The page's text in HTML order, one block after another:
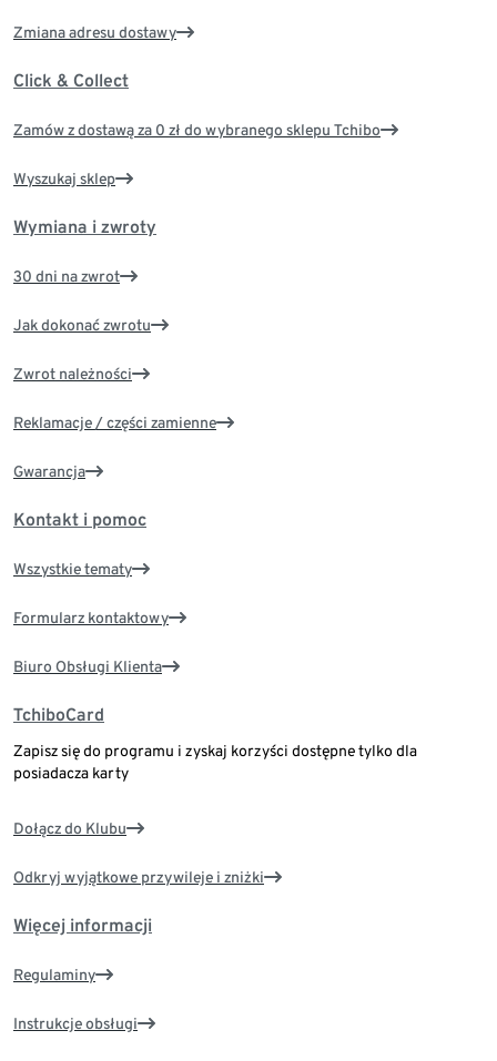
Zmiana adresu dostawy
Click & Collect
Zamów z dostawą za 0 zł do wybranego sklepu Tchibo
Wyszukaj sklep
Wymiana i zwroty
30 dni na zwrot
Jak dokonać zwrotu
Zwrot należności
Reklamacje / części zamienne
Gwarancja
Kontakt i pomoc
Wszystkie tematy
Formularz kontaktowy
Biuro Obsługi Klienta
TchiboCard
Zapisz się do programu i zyskaj korzyści dostępne tylko dla
posiadacza karty
Dołącz do Klubu
Odkryj wyjątkowe przywileje i zniżki
Więcej informacji
Regulaminy
Instrukcje obsługi